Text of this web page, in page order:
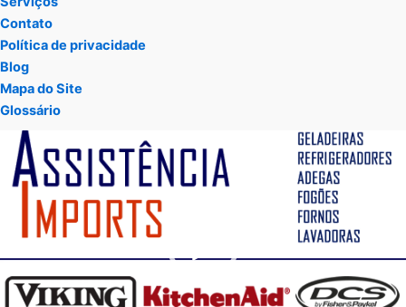
Contato
Política de privacidade
Blog
Mapa do Site
Glossário
Tocador
vídeo